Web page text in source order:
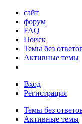
сайт
форум
FAQ
Поиск
Темы без
Активные темы
Вход
Регистрация
Темы без
Активные темы